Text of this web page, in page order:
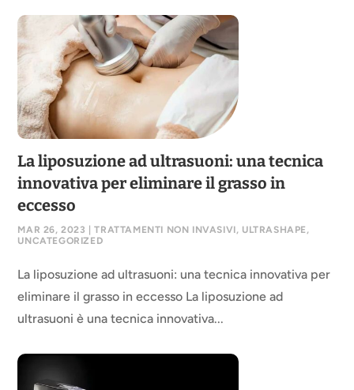
La liposuzione ad ultrasuoni: una tecnica
innovativa per eliminare il grasso in
eccesso
MAR 26, 2023 |TRATTAMENTI NON INVASIVI, ULTRASHAPE ,
UNCATEGORIZED
La liposuzione ad ultrasuoni: una tecnica innovativa per
eliminare il grasso in eccesso La liposuzione ad
ultrasuoni è una tecnica innovativa...